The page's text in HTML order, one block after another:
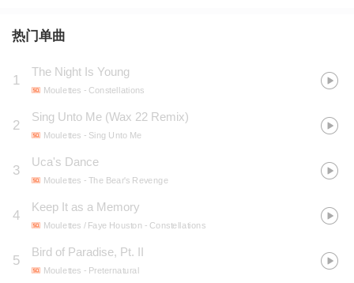
Husbandes（主唱，吉他）。
热门单曲
1
The Night Is Young
Moulettes - Constellations
2
Sing Unto Me (Wax 22 Remix)
Moulettes - Sing Unto Me
3
Uca's Dance
Moulettes - The Bear's Revenge
4
Keep It as a Memory
Moulettes / Faye Houston - Constellations
5
Bird of Paradise, Pt. II
Moulettes - Preternatural